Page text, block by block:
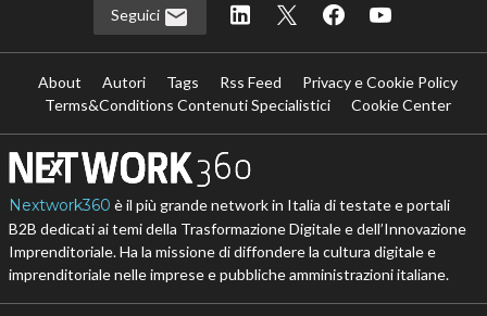
Seguici
About Autori Tags Rss Feed
Privacy e Cookie Policy
Terms&Conditions Contenuti Specialistici
Cookie Center
Nextwork360 è il più grande network in Italia di testate e portali
B2B dedicati ai temi della Trasformazione Digitale e dell’Innovazione
Imprenditoriale. Ha la missione di diffondere la cultura digitale e
imprenditoriale nelle imprese e pubbliche amministrazioni italiane.